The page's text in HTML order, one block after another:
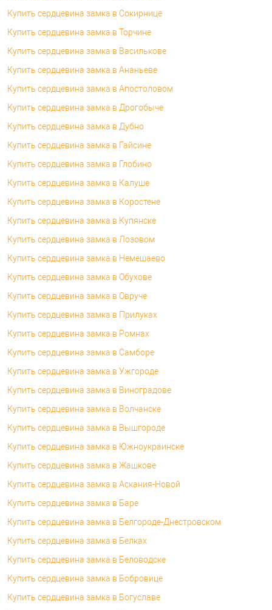
Купить сердцевина замка в Сокирнице
Купить сердцевина замка в Торчине
Купить сердцевина замка в Василькове
Купить сердцевина замка в Ананьеве
Купить сердцевина замка в Апостоловом
Купить сердцевина замка в Дрогобыче
Купить сердцевина замка в Дубно
Купить сердцевина замка в Гайсине
Купить сердцевина замка в Глобино
Купить сердцевина замка в Калуше
Купить сердцевина замка в Коростене
Купить сердцевина замка в Купянске
Купить сердцевина замка в Лозовом
Купить сердцевина замка в Немешаево
Купить сердцевина замка в Обухове
Купить сердцевина замка в Овруче
Купить сердцевина замка в Прилуках
Купить сердцевина замка в Ромнах
Купить сердцевина замка в Самборе
Купить сердцевина замка в Ужгороде
Купить сердцевина замка в Виноградове
Купить сердцевина замка в Волчанске
Купить сердцевина замка в Вышгороде
Купить сердцевина замка в Южноукраинске
Купить сердцевина замка в Жашкове
Купить сердцевина замка в Аскания-Новой
Купить сердцевина замка в Баре
Купить сердцевина замка в Белгороде-Днестровском
Купить сердцевина замка в Белках
Купить сердцевина замка в Беловодске
Купить сердцевина замка в Бобровице
Купить сердцевина замка в Богуславе